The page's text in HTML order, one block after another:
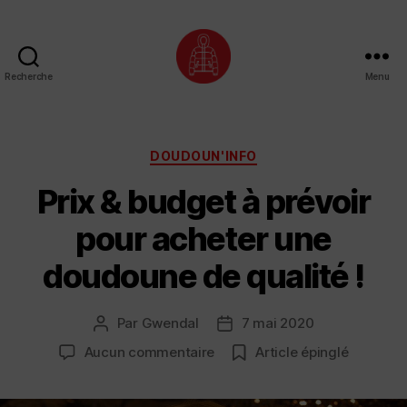
Recherche Menu
Catégories
DOUDOUN'INFO
Prix & budget à prévoir
pour acheter une
doudoune de qualité !
Auteur
Par Gwendal
Date
de
l’article
7 mai 2020
Aucun commentairesur
Article épinglé